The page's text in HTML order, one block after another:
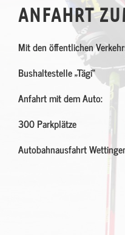
ANFAHRT
Mit den öffentlichen
Bushaltestelle „Tägi“
Anfahrt mit dem Auto:
300 Parkplätze
Autobahnausfahrt